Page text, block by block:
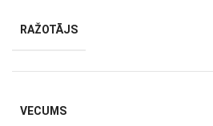
RAŽOTĀJS
VECUMS